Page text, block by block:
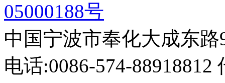
05000188号
中国宁波市奉化大成东路
电话:0086-574-88918812